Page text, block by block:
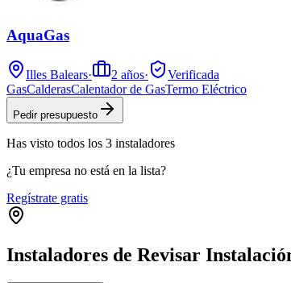
AquaGas
Illes Balears· 2 años·
Verificada
GasCalderasCalentador de GasTermo Eléctrico
Pedir presupuesto
Has visto todos los 3 instaladores
¿Tu empresa no está en la lista?
Regístrate gratis
Instaladores de Revisar